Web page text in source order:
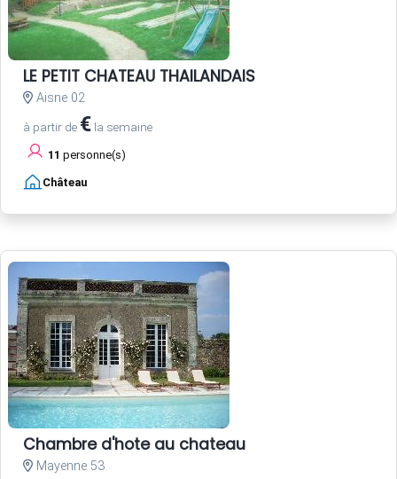
LE PETIT CHATEAU THAILANDAIS
Aisne 02
à partir de € la semaine
11 personne(s)
Château
Chambre d'hote au chateau
Mayenne 53